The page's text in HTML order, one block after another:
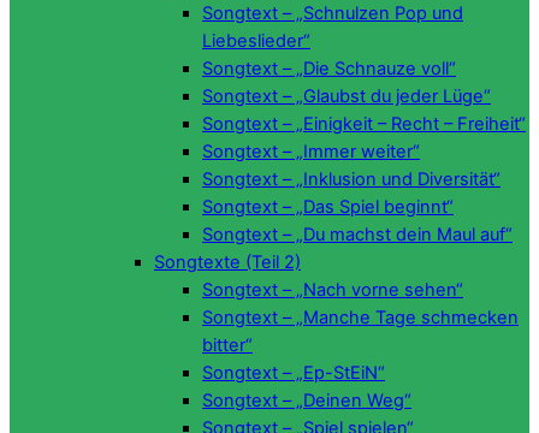
Songtext – „Schnulzen Pop und
Liebeslieder“
Songtext – „Die Schnauze voll“
Songtext – „Glaubst du jeder Lüge“
Songtext – „Einigkeit – Recht – Freiheit“
Songtext – „Immer weiter“
Songtext – „Inklusion und Diversität“
Songtext – „Das Spiel beginnt“
Songtext – „Du machst dein Maul auf“
Songtexte (Teil 2)
Songtext – „Nach vorne sehen“
Songtext – „Manche Tage schmecken
bitter“
Songtext – „Ep-StEiN“
Songtext – „Deinen Weg“
Songtext – „Spiel spielen“